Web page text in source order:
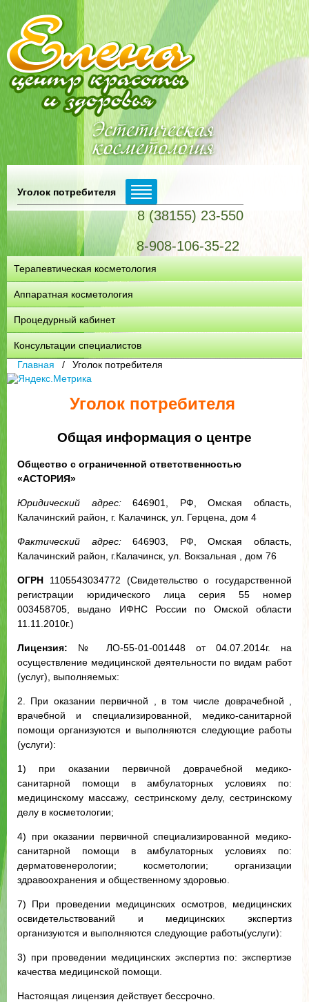
Уголок потребителя
8 (38155) 23-550
8-908-106-35-22
Терапевтическая косметология
Аппаратная косметология
Процедурный кабинет
Консультации специалистов
Главная
Уголок потребителя
Уголок потребителя
Общая информация о центре
Общество с ограниченной ответственностью
«АСТОРИЯ»
Юридический адрес:646901, РФ, Омская область,
Калачинский район, г. Калачинск, ул. Герцена, дом 4
Фактический адрес:646903, РФ, Омская область,
Калачинский район, г.Калачинск, ул. Вокзальная , дом 76
ОГРН 1105543034772 (Свидетельство о государственной
регистрации юридического лица серия 55 номер
003458705, выдано ИФНС России по Омской области
11.11.2010г.)
Лицензия: № ЛО-55-01-001448 от 04.07.2014г. на
осуществление медицинской деятельности по видам работ
(услуг), выполняемых:
2. При оказании первичной , в том числе доврачебной ,
врачебной и специализированной, медико-санитарной
помощи организуются и выполняются следующие работы
(услуги):
1) при оказании первичной доврачебной медико-
санитарной помощи в амбулаторных условиях по:
медицинскому массажу, сестринскому делу, сестринскому
делу в косметологии;
4) при оказании первичной специализированной медико-
санитарной помощи в амбулаторных условиях по:
дерматовенерологии; косметологии; организации
здравоохранения и общественному здоровью.
7) При проведении медицинских осмотров, медицинских
освидетельствований и медицинских экспертиз
организуются и выполняются следующие работы(услуги):
3) при проведении медицинских экспертиз по: экспертизе
качества медицинской помощи.
Настоящая лицензия действует бессрочно.